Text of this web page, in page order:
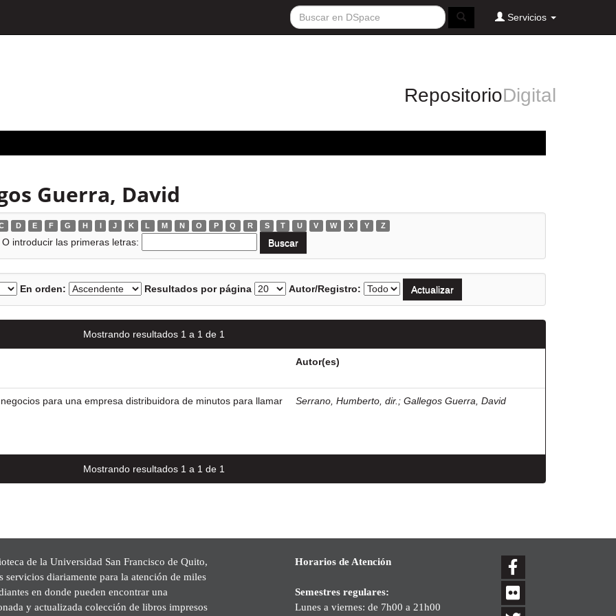
Servicios
RepositorioDigital
Guerra, David
D E F G H I J K L M N O P Q R S T U V W X Y Z
O introducir las primeras letras:
En orden: Resultados por página Autor/Registro:
Mostrando resultados 1 a 1 de 1
Autor(es)
para una empresa distribuidora de minutos para llamar
Serrano, Humberto, dir. ; Gallegos Guerra, David
Mostrando resultados 1 a 1 de 1
de la Universidad San Francisco de Quito,
servicios diariamente para la atención de miles
en donde pueden encontrar una
y actualizada colección de libros impresos
Horarios de Atención
Semestres regulares:
Lunes a viernes: de 7h00 a 21h00